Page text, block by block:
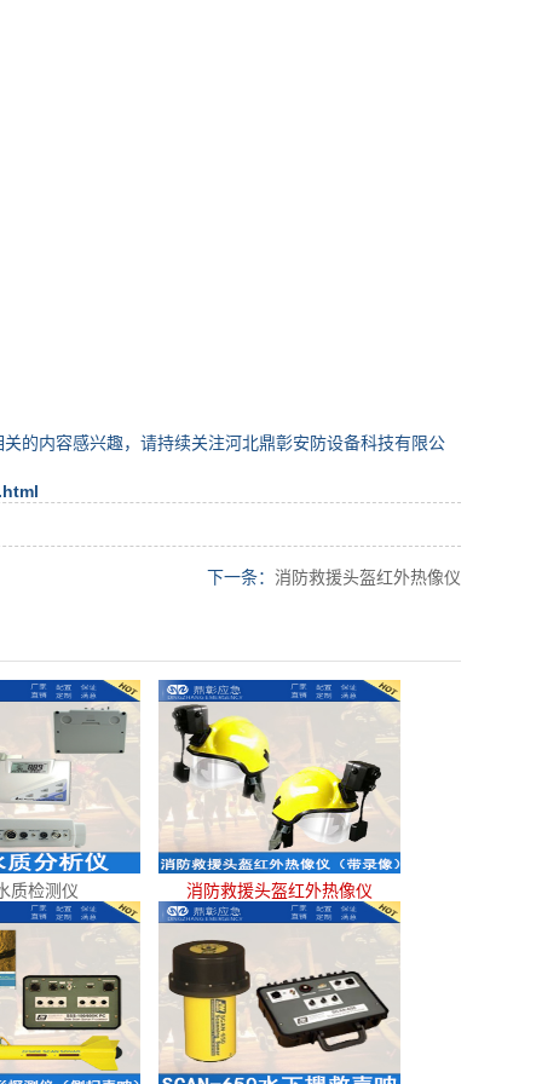
的内容感兴趣，请持续关注河北鼎彰安防设备科技有限公
下一条： 消防救援头盔红外热像仪
质检测仪 消防救援头盔红外热像仪